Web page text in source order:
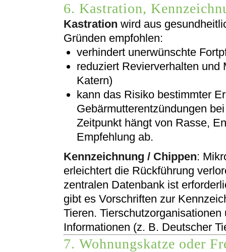
6. Kastration,
Kastration wird aus
Gründen empfohlen:
verhindert unerwünschte
reduziert Revierverhalten und
Katern)
kann das Risiko bestimmter
Gebärmutterentzündungen
Zeitpunkt hängt von Rasse,
Empfehlung ab.
Kennzeichnung / Chippen:
erleichtert die Rückführung
zentralen Datenbank ist
gibt es Vorschriften zur
Tieren.
Informationen (z. B. Deutscher
7. Wohnungskatze oder